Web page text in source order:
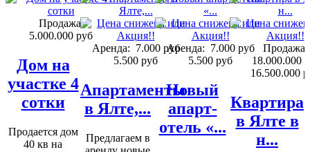
Продажа:
5.000.000 руб
Дом на
участке 4
сотки
Продается дом
40 кв на
Аренда: 7.000 руб
5.500 руб
Апартаменты
в Ялте,...
Предлагаем в
Аренда: 7.000 руб
5.500 руб
Новый
апарт-
отель «...
Продажа:
18.000.000
16.500.000
Квартира
в Ялте в
н...